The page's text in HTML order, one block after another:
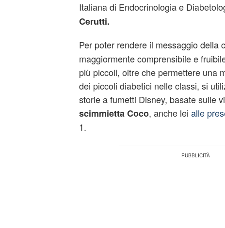
Italiana di Endocrinologia e
Cerutti.
Per poter rendere il messaggio della
maggiormente comprensibile e
più piccoli, oltre che permettere una
dei piccoli diabetici nelle classi, si
storie a fumetti Disney, basate sulle
scimmietta Coco, anche lei alle
1.